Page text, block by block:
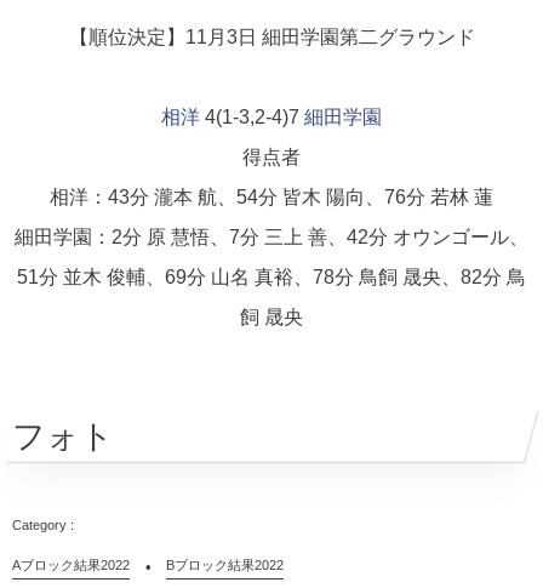
【順位決定】11月3日 細田学園第二グラウンド
相洋 4(1-3,2-4)7 細田学園
得点者
相洋：43分 瀧本 航、54分 皆木 陽向、76分 若林 蓮
細田学園：2分 原 慧悟、7分 三上 善、42分 オウンゴール、
51分 並木 俊輔、69分 山名 真裕、78分 鳥飼 晟央、82分 鳥
飼 晟央
フォト
Aブロック結果2022 Bブロック結果2022